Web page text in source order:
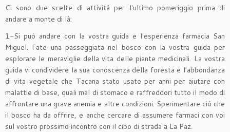
Ci sono due scelte di attività per l'ultimo pomeriggio prima di
andare a monte di là:
1-Si può andare con la vostra guida e l'esperienza farmacia San
Miguel. Fate una passeggiata nel bosco con la vostra guida per
esplorare le meraviglie della vita delle piante medicinali. La vostra
guida vi condividere la sua conoscenza della foresta e l'abbondanza
di vita vegetale che Tacana stato usato per anni per aiutare con
malattie di base, quali mal di stomaco e raffreddori tutto il modo di
affrontare una grave anemia e altre condizioni. Sperimentare ciò che
il bosco ha da offrire, e anche cercare di assumere farmaci con voi
sul vostro prossimo incontro con il cibo di strada a La Paz.